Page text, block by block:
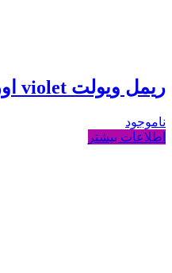
ریمل ویولت violet اورجینال
ناموجود
اطلاعات بیشتر